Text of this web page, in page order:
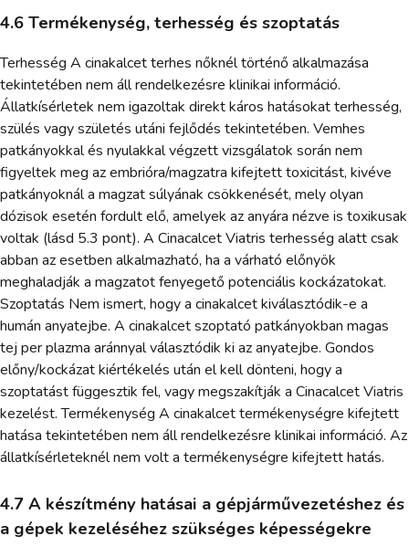
4.6 Termékenység, terhesség és szoptatás
Terhesség A cinakalcet terhes nőknél történő alkalmazása
tekintetében nem áll rendelkezésre klinikai információ.
Állatkísérletek nem igazoltak direkt káros hatásokat terhesség,
szülés vagy születés utáni fejlődés tekintetében. Vemhes
patkányokkal és nyulakkal végzett vizsgálatok során nem
figyeltek meg az embrióra/magzatra kifejtett toxicitást, kivéve
patkányoknál a magzat súlyának csökkenését, mely olyan
dózisok esetén fordult elő, amelyek az anyára nézve is toxikusak
voltak (lásd 5.3 pont). A Cinacalcet Viatris terhesség alatt csak
abban az esetben alkalmazható, ha a várható előnyök
meghaladják a magzatot fenyegető potenciális kockázatokat.
Szoptatás Nem ismert, hogy a cinakalcet kiválasztódik-e a
humán anyatejbe. A cinakalcet szoptató patkányokban magas
tej per plazma aránnyal választódik ki az anyatejbe. Gondos
előny/kockázat kiértékelés után el kell dönteni, hogy a
szoptatást függesztik fel, vagy megszakítják a Cinacalcet Viatris
kezelést. Termékenység A cinakalcet termékenységre kifejtett
hatása tekintetében nem áll rendelkezésre klinikai információ. Az
állatkísérleteknél nem volt a termékenységre kifejtett hatás.
4.7 A készítmény hatásai a gépjárművezetéshez és
a gépek kezeléséhez szükséges képességekre